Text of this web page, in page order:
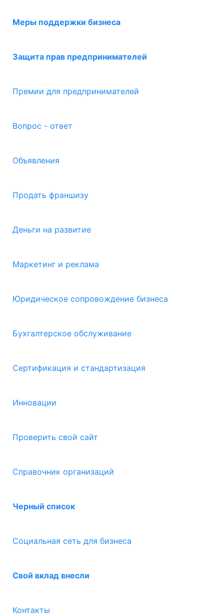
Меры поддержки бизнеса
Защита прав предпринимателей
Премии для предпринимателей
Вопрос - ответ
Объявления
Продать франшизу
Деньги на развитие
Маркетинг и реклама
Юридическое сопровождение бизнеса
Бухгалтерское обслуживание
Сертификация и стандартизация
Инновации
Проверить свой сайт
Справочник организаций
Черный список
Социальная сеть для бизнеса
Свой вклад внесли
Контакты